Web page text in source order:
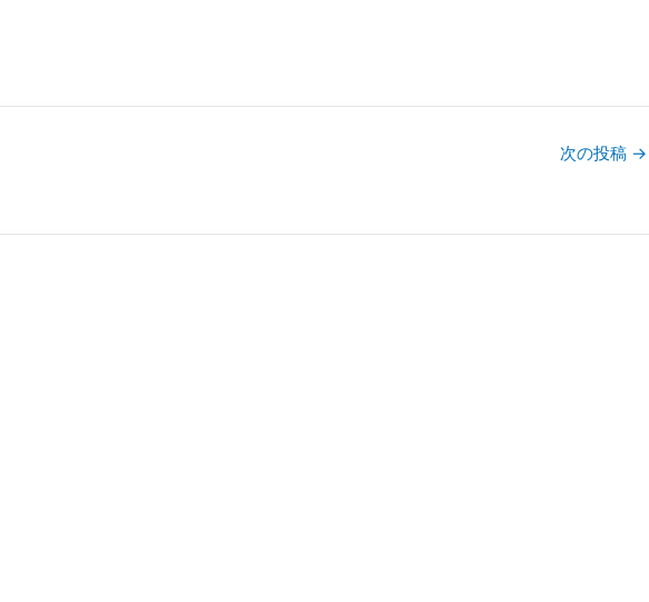
次の投稿 →